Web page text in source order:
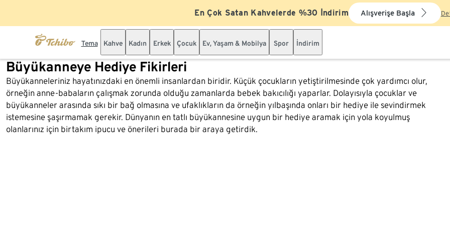
En Çok Satan Kahvelerde %30 İndirim Alışverişe Başla
Tema Kahve Kadın Erkek Çocuk Ev, Yaşam & Mobilya Spor İndirim
Büyükanneye Hediye Fikirleri
Büyükanneleriniz hayatınızdaki en önemli insanlardan biridir. Küçük çocukların yetiştirilmesinde çok yardımcı olur,
örneğin anne-babaların çalışmak zorunda olduğu zamanlarda bebek bakıcılığı yaparlar. Dolayısıyla çocuklar ve
büyükanneler arasında sıkı bir bağ olmasına ve ufaklıkların da örneğin yılbaşında onları bir hediye ile sevindirmek
istemesine şaşırmamak gerekir. Dünyanın en tatlı büyükannesine uygun bir hediye aramak için yola koyulmuş
olanlarınız için birtakım ipucu ve önerileri burada bir araya getirdik.